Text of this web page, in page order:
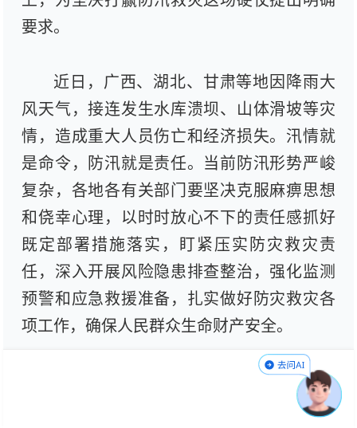
要求。
近日，广西、湖北、甘肃等地因降雨大
风天气，接连发生水库溃坝、山体滑坡等灾
情，造成重大人员伤亡和经济损失。汛情就
是命令，防汛就是责任。当前防汛形势严峻
复杂，各地各有关部门要坚决克服麻痹思想
和侥幸心理，以时时放心不下的责任感抓好
既定部署措施落实，盯紧压实防灾救灾责
任，深入开展风险隐患排查整治，强化监测
预警和应急救援准备，扎实做好防灾救灾各
项工作，确保人民群众生命财产安全。
风雨之中见初心，危急时刻显担当。各
级领导干部要牢固树立和践行正确政绩观，